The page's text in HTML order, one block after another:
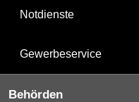
Notdienste
Gewerbeservice
Behörden